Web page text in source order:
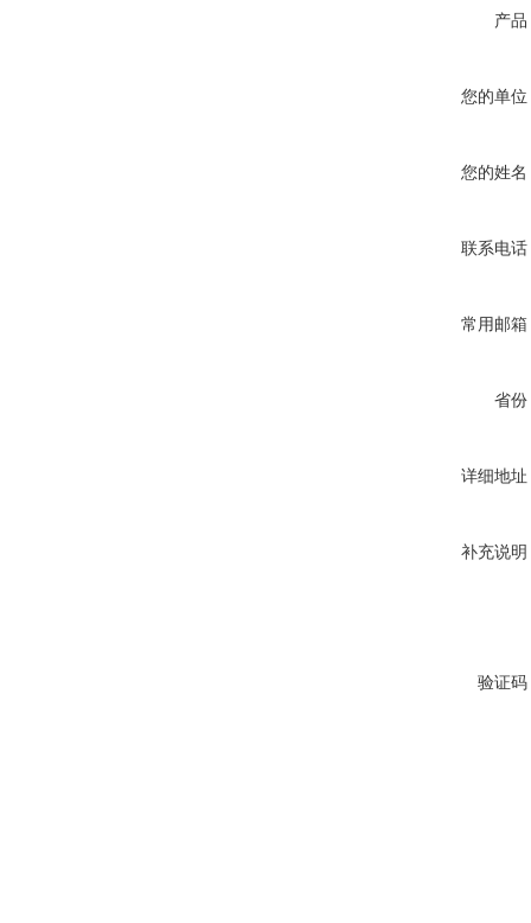
产品
您的单位
您的姓名
联系电话
常用邮箱
省份
详细地址
补充说明
验证码